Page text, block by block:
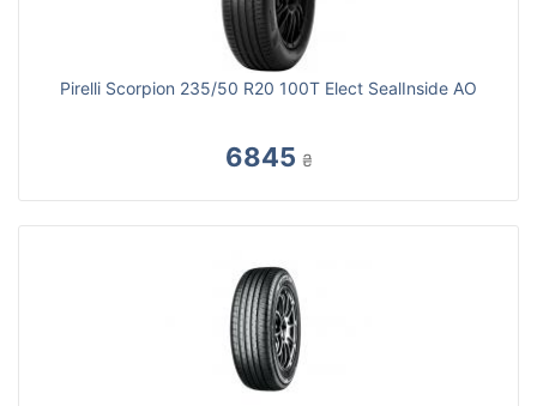
Pirelli Scorpion 235/50 R20 100T Elect SealInside AO
6845 ₴